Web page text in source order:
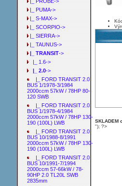
|_ PUMA->
|_ S-MAX->
|_ SCORPIO->
|_ SIERRA->
|_ TAUNUS->
|_ TRANSIT->
|_ 1.6->
|_ 2.0->
|_ FORD TRANSIT 2.0
BUS 1/1978-3/1984
2000ccm 57kW / 78HP 80-
120 SWB
|_ FORD TRANSIT 2.0
BUS 1/1978-4/1984
2000ccm 57kW / 78HP 130-
190 (100L) LWB
|_ FORD TRANSIT 2.0
BUS 10/1988-8/1991
2000ccm 57kW / 78HP 130-
190 (100L) LWB
|_ FORD TRANSIT 2.0
BUS 10/1991-7/1994
2000ccm 57-66kW / 78-
90HP 2.0 TL20L SWB
2835mm
SKLADEM
"); ?>